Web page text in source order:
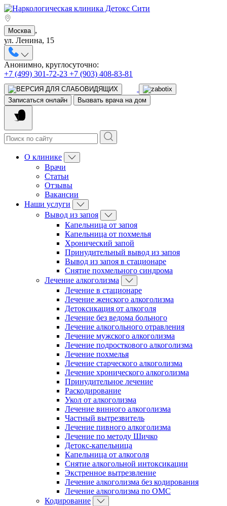
Москва ,
ул. Ленина, 15
Анонимно, круглосуточно:
+7 (499) 301-72-23 +7 (903) 408-83-81
Записаться онлайн Вызвать врача на дом
О клинике
Врачи
Статьи
Отзывы
Вакансии
Наши услуги
Вывод из запоя
Капельница от запоя
Капельница от похмелья
Хронический запой
Принудительный вывод из запоя
Вывод из запоя в стационаре
Снятие похмельного синдрома
Лечение алкоголизма
Лечение в стационаре
Лечение женского алкоголизма
Детоксикация от алкоголя
Лечение без ведома больного
Лечение алкогольного отравления
Лечение мужского алкоголизма
Лечение подросткового алкоголизма
Лечение похмелья
Лечение старческого алкоголизма
Лечение хронического алкоголизма
Принудительное лечение
Раскодирование
Укол от алкоголизма
Лечение винного алкоголизма
Частный вытрезвитель
Лечение пивного алкоголизма
Лечение по методу Шичко
Детокс-капельница
Капельница от алкоголя
Снятие алкогольной интоксикации
Экстренное вытрезвление
Лечение алкоголизма без кодирования
Лечение алкоголизма по ОМС
Кодирование